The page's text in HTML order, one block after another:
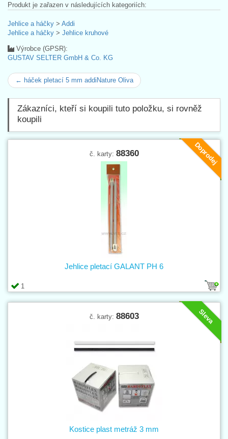
Produkt je zařazen v následujících kategoriích:
Jehlice a háčky > Addi
Jehlice a háčky > Jehlice kruhové
Výrobce (GPSR):
GUSTAV SELTER GmbH & Co. KG
← háček pletací 5 mm addiNature Oliva
Zákazníci, kteří si koupili tuto položku, si rovněž
koupili
Doprodej
č. karty: 88360
1
Jehlice pletací GALANT PH 6
Sleva
č. karty: 88603
Kostice plast metráž 3 mm